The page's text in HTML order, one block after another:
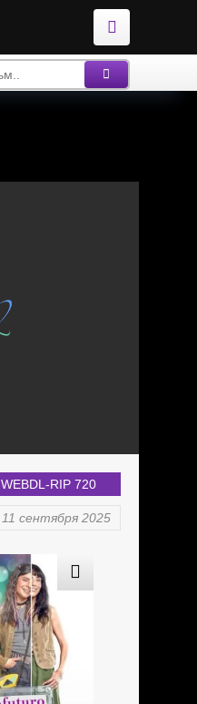
WEBDL-RIP 720
11 сентября 2025